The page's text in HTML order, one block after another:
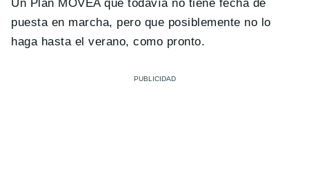
Un Plan MOVEA que todavía no tiene fecha de
puesta en marcha, pero que posiblemente no lo
haga hasta el verano, como pronto.